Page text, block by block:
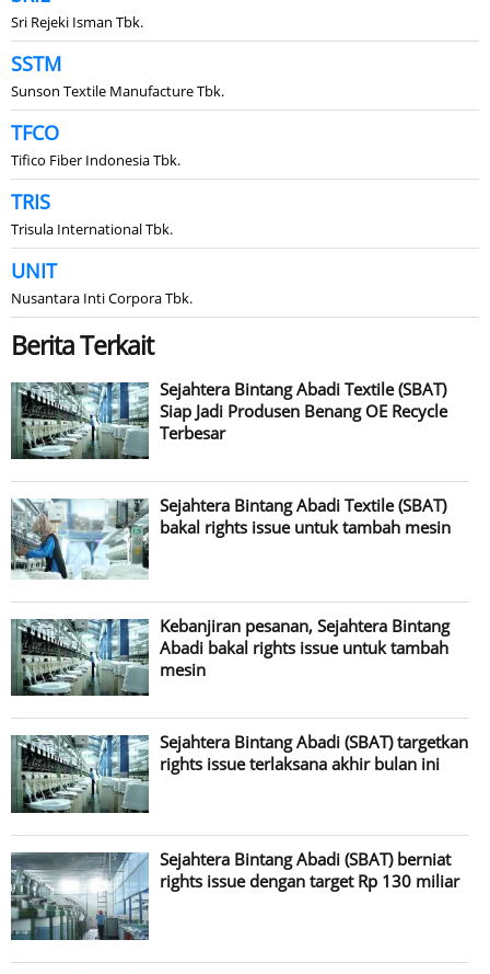
Sri Rejeki Isman Tbk.
SSTM
Sunson Textile Manufacture Tbk.
TFCO
Tifico Fiber Indonesia Tbk.
TRIS
Trisula International Tbk.
UNIT
Nusantara Inti Corpora Tbk.
Berita Terkait
Sejahtera Bintang Abadi Textile (SBAT)
Siap Jadi Produsen Benang OE Recycle
Terbesar
Sejahtera Bintang Abadi Textile (SBAT)
bakal rights issue untuk tambah mesin
Kebanjiran pesanan, Sejahtera Bintang
Abadi bakal rights issue untuk tambah
mesin
Sejahtera Bintang Abadi (SBAT) targetkan
rights issue terlaksana akhir bulan ini
Sejahtera Bintang Abadi (SBAT) berniat
rights issue dengan target Rp 130 miliar